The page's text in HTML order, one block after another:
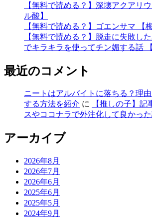
【無料で読める？】深壊アクアリ
ル酸】
【無料で読める？】ゴエンサマ 【
【無料で読める？】脱走に失敗し
でキラキラを使ってチン媚する話
最近のコメント
ニートはアルバイトに落ちる？理
する方法を紹介 に
【推しの子】記
スやココナラで外注化して良かっ
アーカイブ
2026年8月
2026年7月
2026年6月
2025年6月
2025年5月
2024年9月